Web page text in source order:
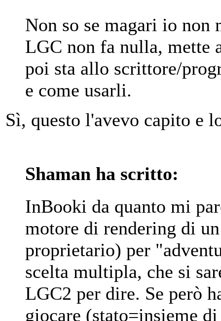
Non so se magari io non
LGC non fa nulla, mette
poi sta allo scrittore/
e come usarli.
Sì, questo l'avevo capito e
Shaman ha scritto:
InBooki da quanto mi
motore di rendering di
proprietario) per
scelta multipla, che si
LGC2 per dire. Se però
giocare (stato=insieme